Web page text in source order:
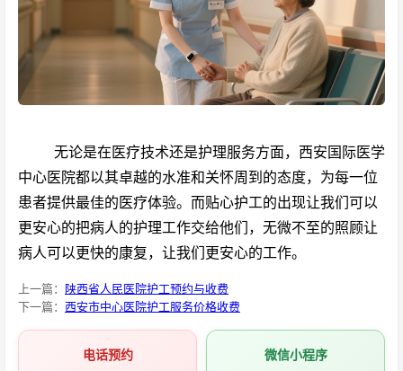
无论是在医疗技术还是护理服务方面，西安国际医学
中心医院都以其卓越的水准和关怀周到的态度，为每一位
患者提供最佳的医疗体验。而贴心护工的出现让我们可以
更安心的把病人的护理工作交给他们，无微不至的照顾让
病人可以更快的康复，让我们更安心的工作。
上一篇： 陕西省人民医院护工预约与收费
下一篇： 西安市中心医院护工服务价格收费
电话预约 微信小程序